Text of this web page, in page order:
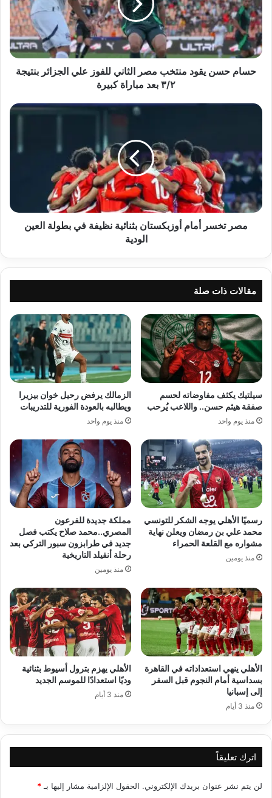
مصر
الثاني
للفوز
علي
الجزائر
بنتيجة
مباراة
حسام حسن يقود منتخب مصر الثاني للفوز علي الجزائر بنتيجة
٣/٢ بعد مباراة كبيرة
مصر
بثنائية
نظيفة
بطولة
العين
الوديةمصر تخسر أمام أوزبكستان بثنائية نظيفة في بطولة العين
الودية
مقالات ذات صلة
سيلتيك يكثف مفاوضاته لحسم
صفقة هيثم حسن.. واللاعب يُرحب
منذ يوم واحد
الزمالك يرفض رحيل خوان بيزيرا
ويطالبه بالعودة الفورية للتدريبات
منذ يوم واحد
رسميًا الأهلي يوجه الشكر للتونسي
محمد علي بن رمضان ويعلن نهاية
مشواره مع القلعة الحمراء
منذ يومين
مملكة جديدة للفرعون
المصري..محمد صلاح يكتب فصل
جديد في طرابزون سبور التركي بعد
رحلة أنفيلد التاريخية
منذ يومين
الأهلي ينهي استعداداته في القاهرة
بسداسية أمام النجوم قبل السفر
إلى إسبانيا
منذ 3 أيام
الأهلي يهزم بترول أسيوط بثنائية
وديًا استعدادًا للموسم الجديد
منذ 3 أيام
اترك تعليقاً
لن يتم نشر عنوان بريدك الإلكتروني. الحقول الإلزامية مشار إليها بـ *